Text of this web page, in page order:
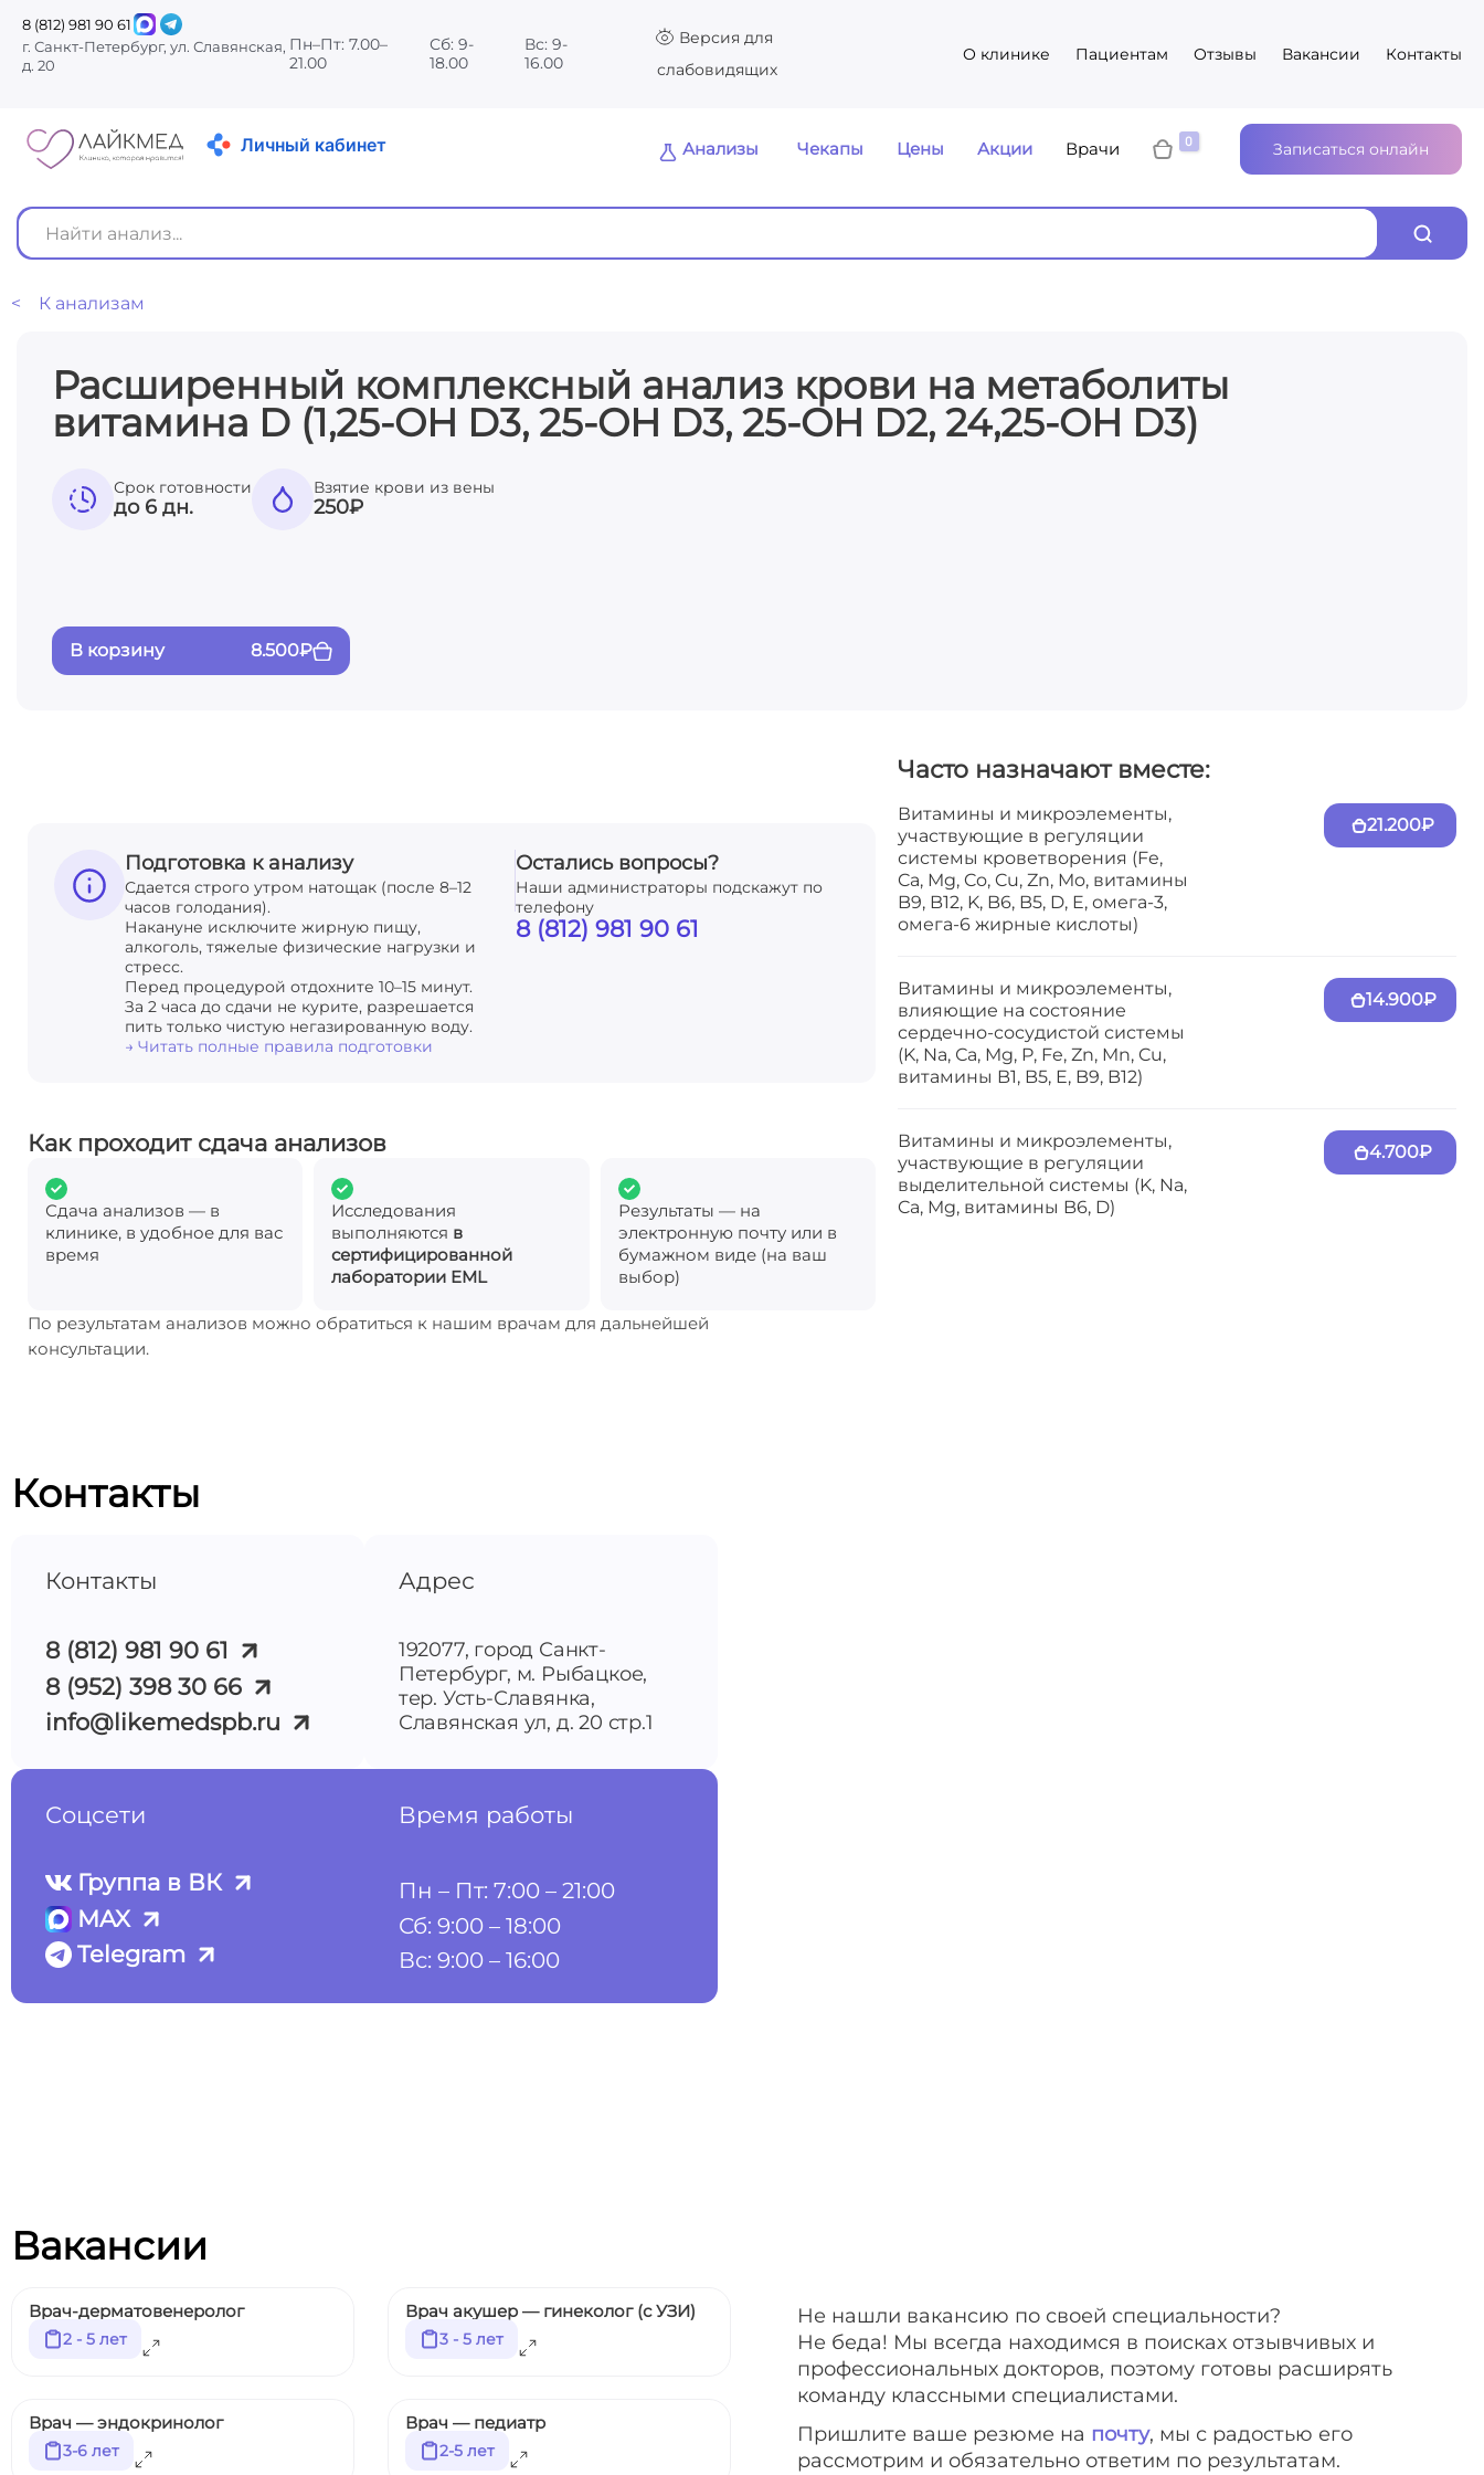
8 (812) 981 90 61
г. Санкт-Петербург, ул. Славянская,
д. 20
Пн–Пт: 7.00–
21.00
Сб: 9-
18.00
Вс: 9-
16.00
Версия для
слабовидящих
О клинике Пациентам Отзывы Вакансии Контакты
Личный кабинет Анализы Чекапы Цены Акции Врачи Записаться онлайн
< К анализам
Расширенный комплексный анализ крови на метаболиты
витамина D (1,25-OH D3, 25-OH D3, 25-OH D2, 24,25-OH D3)
Срок готовности
до 6 дн.
Взятие крови из вены
250₽
В корзину 8.500₽
Подготовка к анализу
Сдается строго утром натощак (после 8–12
часов голодания).
Накануне исключите жирную пищу,
алкоголь, тяжелые физические нагрузки и
стресс.
Перед процедурой отдохните 10–15 минут.
За 2 часа до сдачи не курите, разрешается
пить только чистую негазированную воду.
→ Читать полные правила подготовки
Остались вопросы?
Наши администраторы подскажут по
телефону
8 (812) 981 90 61
Как проходит сдача анализов
Сдача анализов — в
клинике, в удобное для вас
время
Исследования
выполняются в
сертифицированной
лаборатории EML
Результаты — на
электронную почту или в
бумажном виде (на ваш
выбор)
По результатам анализов можно обратиться к нашим врачам для дальнейшей
консультации.
Часто назначают вместе:
Витамины и микроэлементы,
участвующие в регуляции
системы кроветворения (Fe,
Ca, Mg, Co, Cu, Zn, Mo, витамины
B9, B12, K, B6, B5, D, E, омега-3,
омега-6 жирные кислоты)
21.200₽
Витамины и микроэлементы,
влияющие на состояние
сердечно-сосудистой системы
(K, Na, Сa, Mg, P, Fe, Zn, Mn, Cu,
витамины B1, B5, E, B9, B12)
14.900₽
Витамины и микроэлементы,
участвующие в регуляции
выделительной системы (K, Na,
Ca, Mg, витамины B6, D)
4.700₽
Контакты
Контакты
8 (812) 981 90 61
8 (952) 398 30 66
info@likemedspb.ru
Адрес
192077, город Санкт-
Петербург, м. Рыбацкое,
тер. Усть-Славянка,
Славянская ул, д. 20 стр.1
Соцсети
Группа в ВК
MAX
Telegram
Время работы
Пн – Пт: 7:00 – 21:00
Сб: 9:00 – 18:00
Вс: 9:00 – 16:00
Вакансии
Врач-дерматовенеролог
2 - 5 лет
Врач акушер — гинеколог (с УЗИ)
3 - 5 лет
Врач — эндокринолог
3-6 лет
Врач — педиатр
2-5 лет
Не нашли вакансию по своей специальности?
Не беда! Мы всегда находимся в поисках отзывчивых и
профессиональных докторов, поэтому готовы расширять
команду классными специалистами.
Пришлите ваше резюме на почту, мы с радостью его
рассмотрим и обязательно ответим по результатам.